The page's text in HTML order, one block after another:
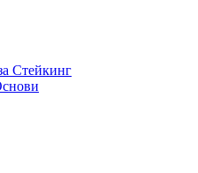
Стейкинг